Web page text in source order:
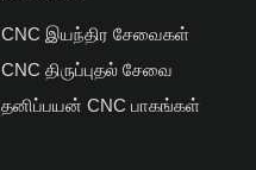
CNC இயந்திர சேவைகள்
CNC திருப்புதல் சேவை
தனிப்பயன் CNC பாகங்கள்